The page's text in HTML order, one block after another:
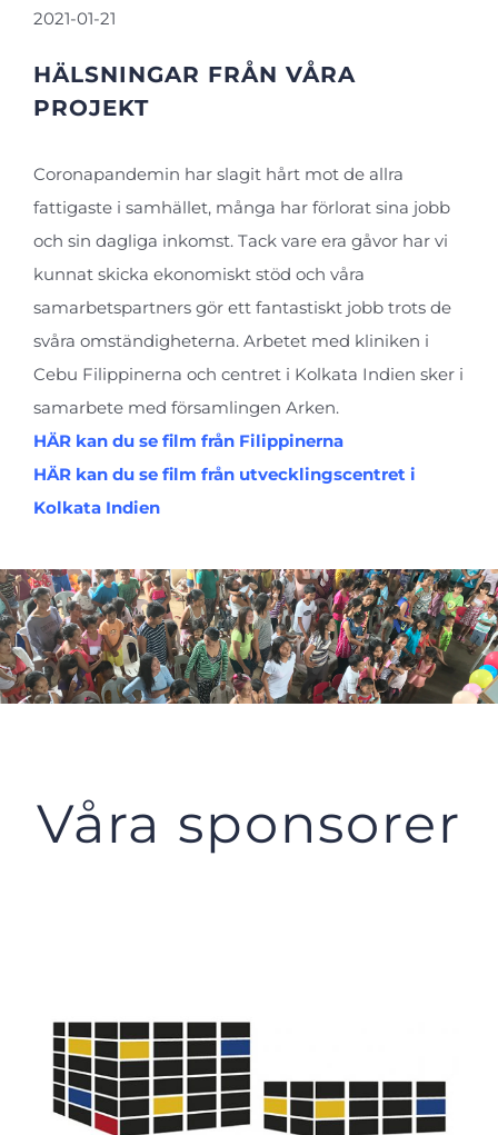
2021-01-21
HÄLSNINGAR FRÅN VÅRA
PROJEKT
Coronapandemin har slagit hårt mot de allra
fattigaste i samhället, många har förlorat sina jobb
och sin dagliga inkomst. Tack vare era gåvor har vi
kunnat skicka ekonomiskt stöd och våra
samarbetspartners gör ett fantastiskt jobb trots de
svåra omständigheterna. Arbetet med kliniken i
Cebu Filippinerna och centret i Kolkata Indien sker i
samarbete med församlingen Arken.
HÄR kan du se film från Filippinerna
HÄR kan du se film från utvecklingscentret i
Kolkata Indien
Våra sponsorer